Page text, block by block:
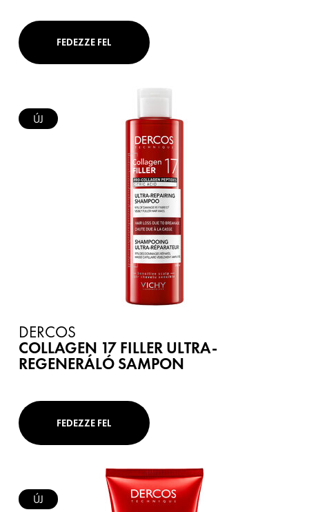
FEDEZZE FEL
ÚJ
DERCOS
COLLAGEN 17 FILLER ULTRA-
REGENERÁLÓ SAMPON
FEDEZZE FEL
ÚJ